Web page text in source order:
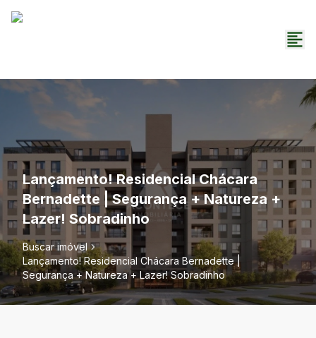
Lançamento! Residencial Chácara
Bernadette | Segurança + Natureza +
Lazer! Sobradinho
Buscar imóvel
Lançamento! Residencial Chácara Bernadette |
Segurança + Natureza + Lazer! Sobradinho